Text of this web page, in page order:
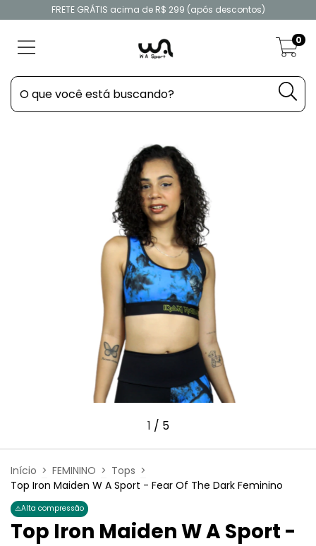
FRETE GRÁTIS acima de R$ 299 (após descontos)
0
1 / 5
Início > FEMININO > Tops >
Top Iron Maiden W A Sport - Fear Of The Dark Feminino
⚠️Alta compressão
Top Iron Maiden W A Sport -